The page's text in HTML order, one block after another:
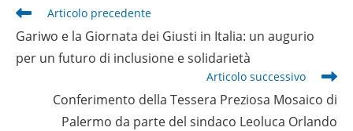
Leggi
articoli
Articolo precedente
Gariwo e la Giornata dei Giusti in Italia: un augurio
per un futuro di inclusione e solidarietà
Articolo successivo
Conferimento della Tessera Preziosa Mosaico di
Palermo da parte del sindaco Leoluca Orlando